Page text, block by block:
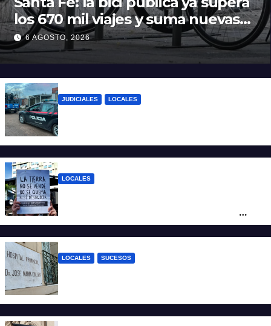
los 670 mil viajes y suma nuevas
estaciones
6 AGOSTO, 2026
JUDICIALES LOCALES
LOCALES
Tierras
LOCALES SUCESOS